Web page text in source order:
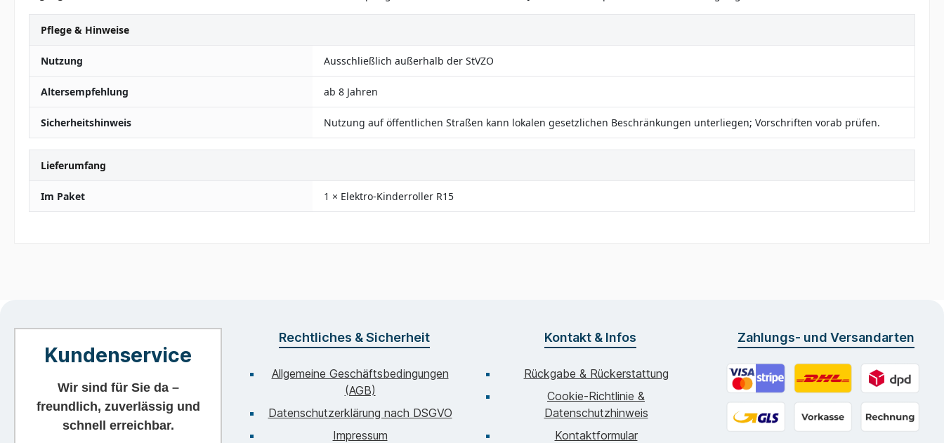
Pflege & Hinweise
Nutzung Ausschließlich außerhalb der StVZO
Altersempfehlung ab 8 Jahren
Sicherheitshinweis Nutzung auf öffentlichen Straßen kann lokalen gesetzlichen Beschränkungen unterliegen; Vorschriften vorab prüfen.
Lieferumfang
Im Paket 1 × Elektro-Kinderroller R15
Kundenservice
Wir sind für Sie da –
freundlich, zuverlässig und
schnell erreichbar.
Rechtliches & Sicherheit
Allgemeine Geschäftsbedingungen
(AGB)
Datenschutzerklärung nach DSGVO
Impressum
Kontakt & Infos
Rückgabe & Rückerstattung
Cookie-Richtlinie &
Datenschutzhinweis
Kontaktformular
Zahlungs- und Versandarten
Online zahlenDHL - 5.99€DPD -